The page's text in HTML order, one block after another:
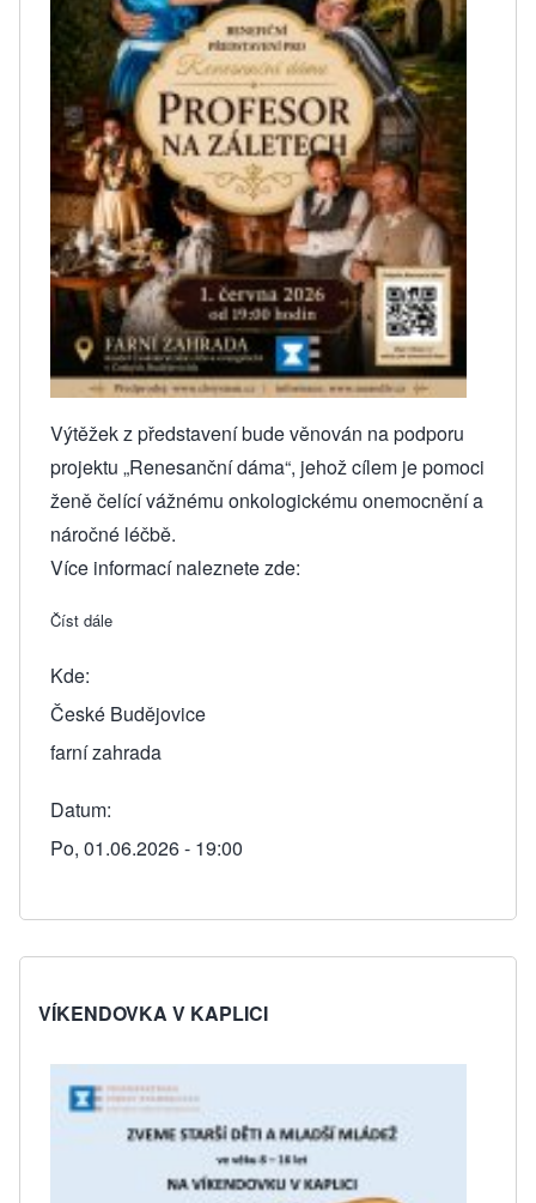
Výtěžek z představení bude věnován na podporu
projektu „Renesanční dáma“, jehož cílem je pomoci
ženě čelící vážnému onkologickému onemocnění a
náročné léčbě.
Více informací naleznete zde:
Číst dále
Kde
České Budějovice
farní zahrada
Datum
Po, 01.06.2026 - 19:00
VÍKENDOVKA V KAPLICI